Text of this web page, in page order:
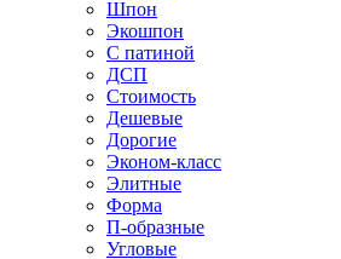
Шпон
Экошпон
С патиной
ДСП
Стоимость
Дешевые
Дорогие
Эконом-класс
Элитные
Форма
П-образные
Угловые